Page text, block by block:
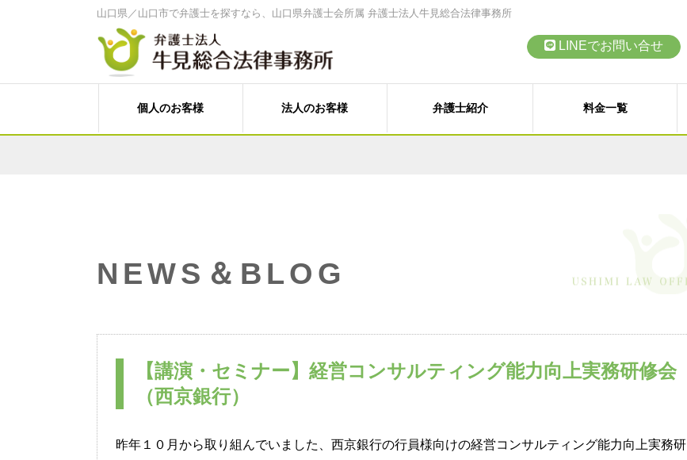
山口県／山口市で弁護士を探すなら、山口県弁護士会所属 弁護士法人牛見総合法律事務所
LINEでお問い合せ
個人のお客様
C型肝炎給付金
法人のお客様 弁護士紹介 料金一覧
NEWS＆BLOG
【講演・セミナー】経営コンサルティング能力向上実務研修会
（西京銀行）
昨年１０月から取り組んでいました、西京銀行の行員様向けの経営コンサルティング能力向上実務研